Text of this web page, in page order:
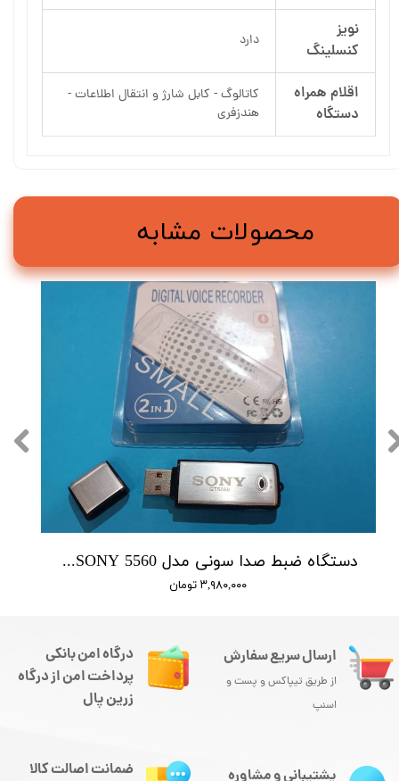
نویز
کنسلینگ
دارد
اقلام همراه
دستگاه
کاتالوگ - کابل شارژ و انتقال اطلاعات -
هندزفری
دستگاه ضبط صدا سونی مدل SONY 5560 - حافظه 16 گیگابایت
۳,۹۸۰,۰۰۰ تومان
محصولات مشابه
ارسال سریع سفارش
از طریق تیپاکس و پست و
اسنپ
درگاه امن بانکی
پرداخت امن از درگاه
زرین پال
پشتیبانی و مشاوره ضمانت اصالت کالا